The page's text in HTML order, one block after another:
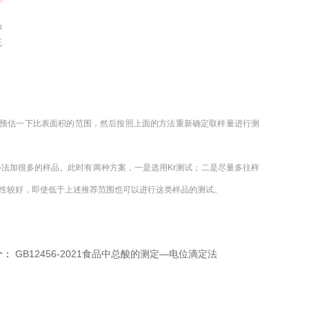
一下比表面积的范围，然后按照上面的方法重新确定取样量进行测
加很多的样品。此时有两种方案，一是选用Kr测试；二是尽量多往样
好，即使低于上述推荐范围也可以进行这类样品的测试。
GB12456-2021食品中总酸的测定—电位滴定法